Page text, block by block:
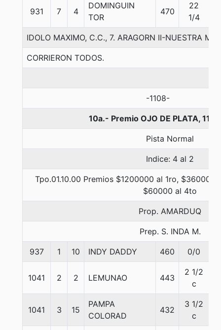
931 7 4
DOMINGUIN
TOR
470
22
1/4
IDOLO MAXIMO, C.C., 7. ARAGORN II-NUESTRA
CORRIERON TODOS.
-1108-
10a.- Premio OJO DE PLATA,
Pista Normal
Indice: 4 al 2
Tpo.01.10.00 Premios $1200000 al 1ro, $360000
$60000 al 4to
Prop. AMARDUQ
Prep. S. INDA M.
937 1 10 INDY DADDY 460 0/0
1041 2 2 LEMUNAO 443
2 1/2
c
1041 3 15
PAMPA
COLORAD
432
3 1/2
c